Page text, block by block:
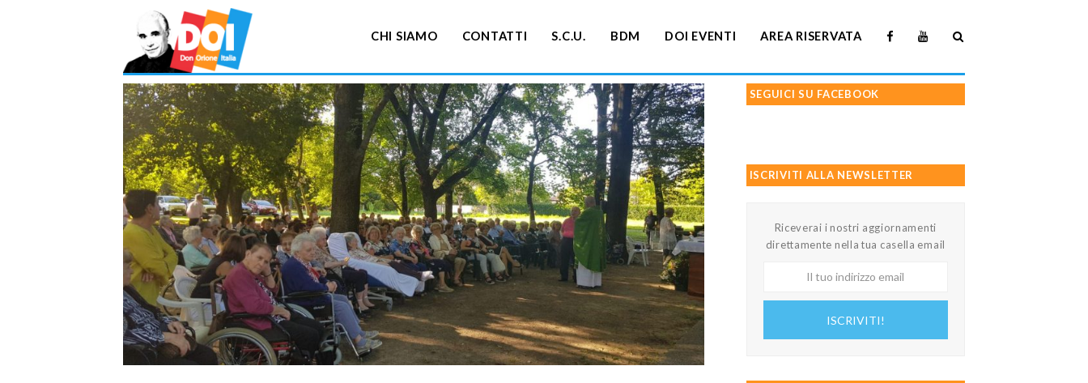
CHI SIAMO CONTATTI S.C.U. BDM DOI EVENTI AREA RISERVATA
SEGUICI SU FACEBOOK
ISCRIVITI ALLA NEWSLETTER
Riceverai i nostri aggiornamenti
direttamente nella tua casella email
ISCRIVITI!